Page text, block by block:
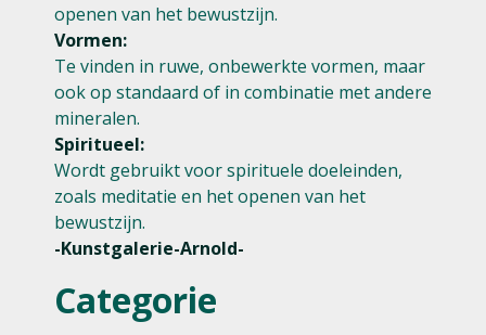
openen van het bewustzijn.
Vormen:
Te vinden in ruwe, onbewerkte vormen, maar
ook op standaard of in combinatie met andere
mineralen.
Spiritueel:
Wordt gebruikt voor spirituele doeleinden,
zoals meditatie en het openen van het
bewustzijn.
-Kunstgalerie-Arnold-
Categorie